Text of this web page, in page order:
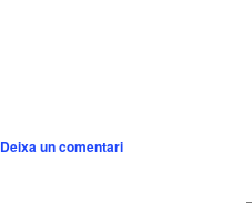
Deixa un comentari